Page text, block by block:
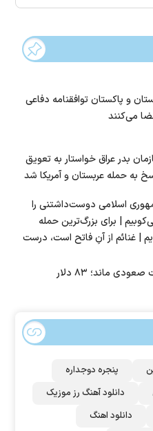
و پاکستان توافقنامه دفاعی
می‌کنند
بدر عراق خواستار به تعویق
به حمله عربستان و آمریکا شد
اسلامی دوست‌داشتنی را
| برای بزرگ‌ترین حمله
| غنائم از آنِ فاتح است، درست
ماند؛ ۸۳ دلار
پنجره دوجداره
دانلود آهنگ رز‌ موزیک
دانلود اهنگ